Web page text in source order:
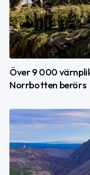
Över 9 000
Norrbotten berörs